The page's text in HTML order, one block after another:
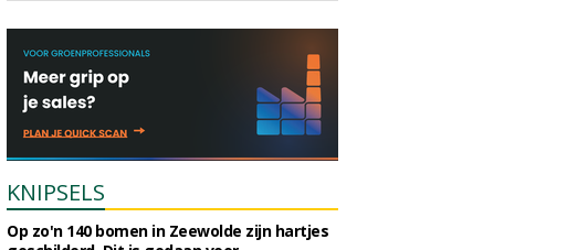
KNIPSELS
Op zo'n 140 bomen in Zeewolde zijn hartjes